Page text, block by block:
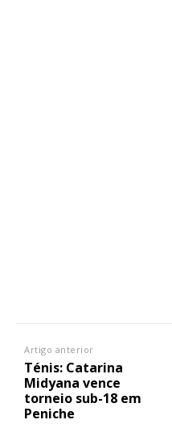
Artigo anterior
Ténis: Catarina
Midyana vence
torneio sub-18 em
Peniche